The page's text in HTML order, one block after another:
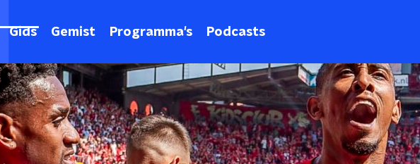
Gids Gemist Programma's Podcasts